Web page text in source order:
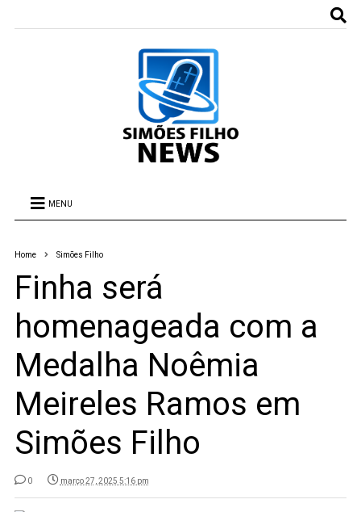
MENU
Home Simões Filho
Finha será
homenageada com a
Medalha Noêmia
Meireles Ramos em
Simões Filho
0 março 27, 2025 5:16 pm